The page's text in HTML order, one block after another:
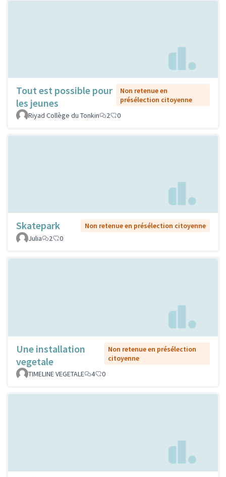
Tout est possible pour
les jeunes
Non retenue en
présélection citoyenne
Riyad Collège du Tonkin
2 0
Skatepark
Non retenue en présélection citoyenne
Julia
2 0
Une installation
vegetale
Non retenue en présélection
citoyenne
TIMELINE VEGETALE
4 0